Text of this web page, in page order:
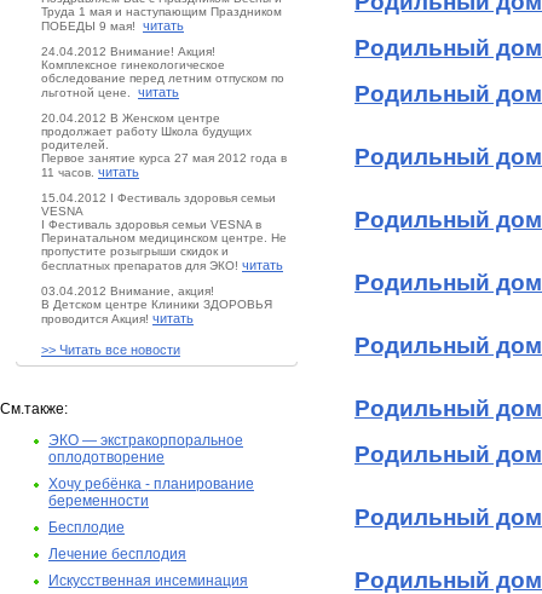
Труда 1 мая и наступающим Праздником
ПОБЕДЫ 9 мая! читать
24.04.2012 Внимание! Акция!
Комплексное гинекологическое
обследование перед летним отпуском по
льготной цене. читать
20.04.2012 В Женском центре
продолжает работу Школа будущих
родителей.
Первое занятие курса 27 мая 2012 года в
11 часов. читать
15.04.2012 I Фестиваль здоровья семьи
VESNA
I Фестиваль здоровья семьи VESNA в
Перинатальном медицинском центре. Не
пропустите розыгрыши скидок и
бесплатных препаратов для ЭКО! читать
03.04.2012 Внимание, акция!
В Детском центре Клиники ЗДОРОВЬЯ
проводится Акция! читать
>> Читать все новости
См.также:
ЭКО — экстракорпоральное
оплодотворение
Хочу ребёнка - планирование
беременности
Бесплодие
Лечение бесплодия
Искусственная инсеминация
Родильный
Родильный
Родильный
Родильный
Родильный
Родильный
Родильный
Родильный
Родильный
Родильный